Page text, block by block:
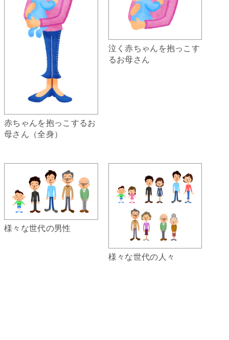
赤ちゃんを抱っこするお
母さん（全身）
泣く赤ちゃんを抱っこす
るお母さん
様々な世代の男性
様々な世代の人々